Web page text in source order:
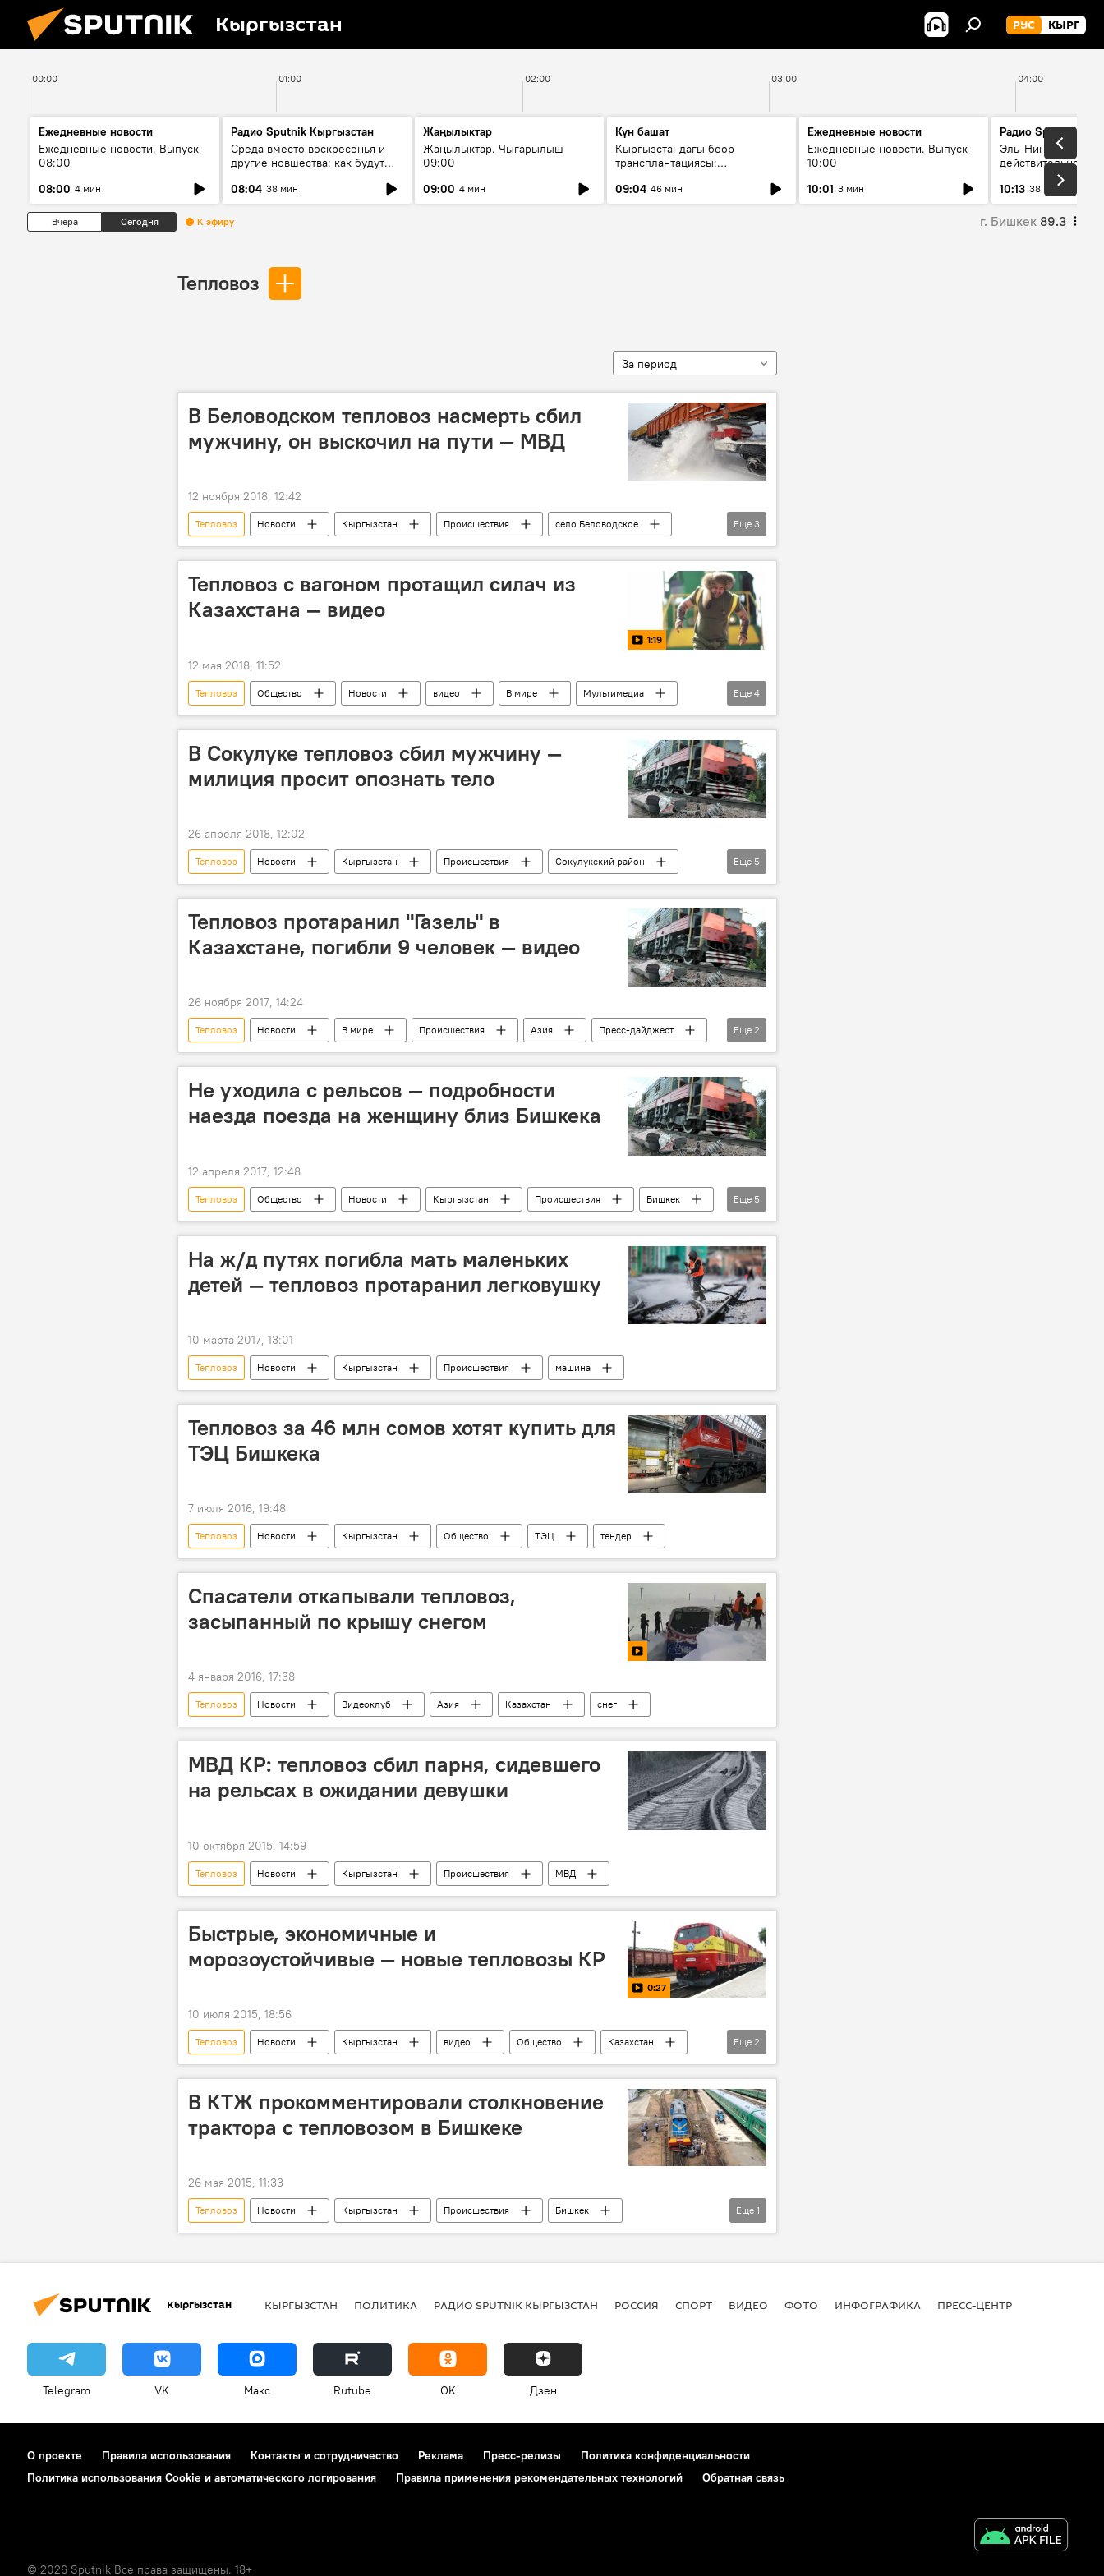
Кыргызстан РУС КЫРГ
00:00 01:00 02:00 03:00 04:00
Ежедневные новости
Ежедневные новости. Выпуск
08:00
08:00 4 мин
Радио Sputnik Кыргызстан
Среда вместо воскресенья и
другие новшества: как будут
08:04 38 мин
Жаңылыктар
Жаңылыктар. Чыгарылыш
09:00
09:00 4 мин
Күн башат
Кыргызстандагы боор
трансплантациясы:
келечеги
09:04 46 мин
Ежедневные новости
Ежедневные новости. Выпуск
10:00
10:01 3 мин
Радио Sputnik
Эль-Ниньо, жара и
действительно
погоду в
10:13 38 мин
Вчера Сегодня К эфиру г. Бишкек 89.3
Тепловоз
За период
В Беловодском тепловоз насмерть сбил
мужчину, он выскочил на пути — МВД
12 ноября 2018, 12:42
Тепловоз Новости Кыргызстан Происшествия
село Беловодское
смерть
наезд мужчина
Еще 3
Тепловоз с вагоном протащил силач из
Казахстана — видео
1:19
12 мая 2018, 11:52
Тепловоз Общество Новости видео В мире
Мультимедиа
Азия
Казахстан вагон силач
Еще 4
В Сокулуке тепловоз сбил мужчину —
милиция просит опознать тело
26 апреля 2018, 12:02
Тепловоз Новости Кыргызстан Происшествия
Сокулукский район
МВД
железная дорога наезд мужчины опознание
Еще 5
Тепловоз протаранил "Газель" в
Казахстане, погибли 9 человек — видео
26 ноября 2017, 14:24
Тепловоз Новости В мире Происшествия Азия
Пресс-дайджест
Казахстан
гибель
Еще 2
Не уходила с рельсов — подробности
наезда поезда на женщину близ Бишкека
12 апреля 2017, 12:48
Тепловоз Общество Новости Кыргызстан Происшествия
Бишкек
МВД
несчастный случай железная дорога рельсы подробности
Еще 5
На ж/д путях погибла мать маленьких
детей — тепловоз протаранил легковушку
10 марта 2017, 13:01
Тепловоз Новости Кыргызстан Происшествия машина
Тепловоз за 46 млн сомов хотят купить для
ТЭЦ Бишкека
7 июля 2016, 19:48
Тепловоз Новости Кыргызстан Общество ТЭЦ тендер
Спасатели откапывали тепловоз,
засыпанный по крышу снегом
4 января 2016, 17:38
Тепловоз Новости Видеоклуб Азия Казахстан снег
МВД КР: тепловоз сбил парня, сидевшего
на рельсах в ожидании девушки
10 октября 2015, 14:59
Тепловоз Новости Кыргызстан Происшествия МВД
Быстрые, экономичные и
морозоустойчивые — новые тепловозы КР
0:27
10 июля 2015, 18:56
Тепловоз Новости Кыргызстан видео Общество
Казахстан
Алмазбек Ногойбаев
Кыргыз темир жолу
Еще 2
В КТЖ прокомментировали столкновение
трактора с тепловозом в Бишкеке
26 мая 2015, 11:33
Тепловоз Новости Кыргызстан Происшествия
Бишкек
Кыргыз темир жолу
Еще 1
Кыргызстан КЫРГЫЗСТАН ПОЛИТИКА РАДИО SPUTNIK КЫРГЫЗСТАН РОССИЯ СПОРТ ВИДЕО ФОТО ИНФОГРАФИКА ПРЕСС-ЦЕНТР
Telegram VK Макс Rutube OK Дзен
О проекте Правила использования Контакты и сотрудничество Реклама Пресс-релизы
Политика конфиденциальности
Политика использования Cookie и автоматического логирования
Правила применения рекомендательных технологий Обратная связь
© 2026 Sputnik Все права защищены. 18+